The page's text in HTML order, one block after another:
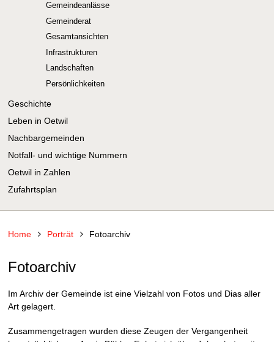
Gemeindeanlässe
Gemeinderat
Gesamtansichten
Infrastrukturen
Landschaften
Persönlichkeiten
Geschichte
Leben in Oetwil
Nachbargemeinden
Notfall- und wichtige Nummern
Oetwil in Zahlen
Zufahrtsplan
Home Porträt Fotoarchiv
Fotoarchiv
Im Archiv der Gemeinde ist eine Vielzahl von Fotos und Dias aller
Art gelagert.
Zusammengetragen wurden diese Zeugen der Vergangenheit